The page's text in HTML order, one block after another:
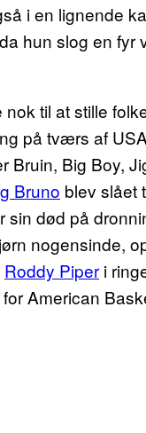
i en lignende
hun slog en fyr
til at stille
på tværs af
Bruin, Big Boy,
Bruno blev slået
sin død på
nogensinde,
Roddy Piper i
American